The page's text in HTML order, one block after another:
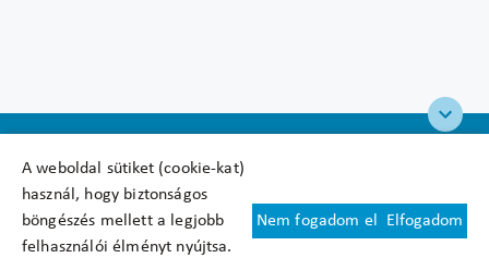
A weboldal sütiket (cookie-kat)
használ, hogy biztonságos
böngészés mellett a legjobb
felhasználói élményt nyújtsa.
Nem fogadom el Elfogadom
Felhasználási feltételek